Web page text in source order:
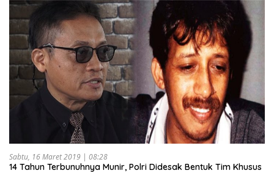
Sabtu, 16 Maret 2019 | 08:28
14 Tahun Terbunuhnya Munir, Polri Didesak Bentuk Tim Khusus